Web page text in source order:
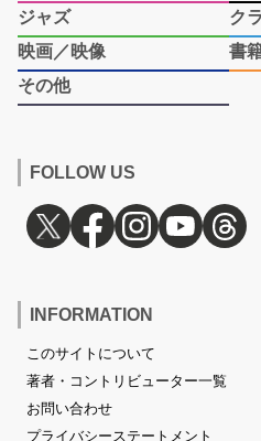
ジャズ
ク
映画／映像
書
その他
FOLLOW US
INFORMATION
このサイトについて
著者・コントリビューター一覧
お問い合わせ
プライバシーステートメント